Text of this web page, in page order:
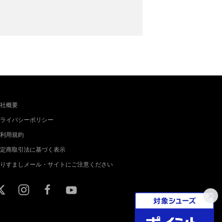
概要
イバシーポリシー
用規約
商取引法に基づく表示
すましメール・サイトにご注意ください